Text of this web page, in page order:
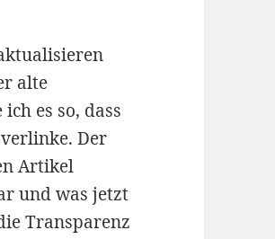
alte
es so, dass
Der
Artikel
und was jetzt
Transparenz